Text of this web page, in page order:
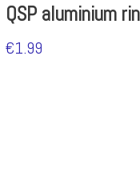
QSP aluminium
€1.99